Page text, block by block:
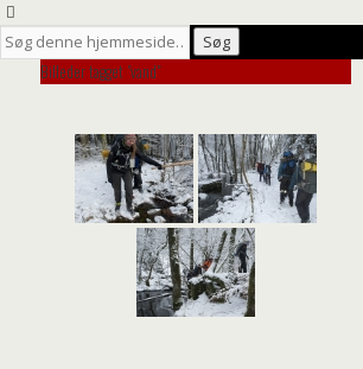
Billeder tagget "vand"